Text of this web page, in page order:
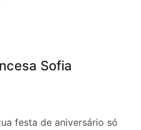
Sofia
festa de aniversário só